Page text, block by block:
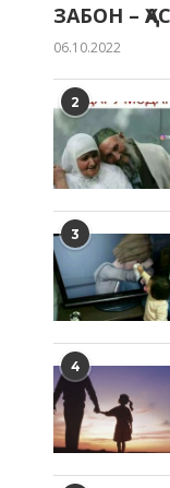
ЗАБОН –
06.10.2022
2
3
4